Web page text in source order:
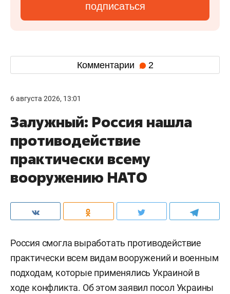
подписаться
Комментарии 2
6 августа 2026, 13:01
Залужный: Россия нашла
противодействие
практически всему
вооружению НАТО
Россия смогла выработать противодействие
практически всем видам вооружений и военным
подходам, которые применялись Украиной в
ходе конфликта. Об этом заявил посол Украины